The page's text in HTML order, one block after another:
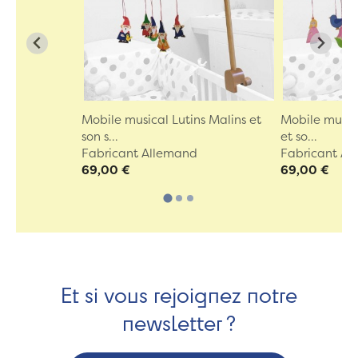
Mobile musical Lutins Malins et
son s...
Fabricant Allemand
69,00 €
Mobile
et so...
Fabricant
69,00 €
Et si vous rejoignez notre
newsletter ?